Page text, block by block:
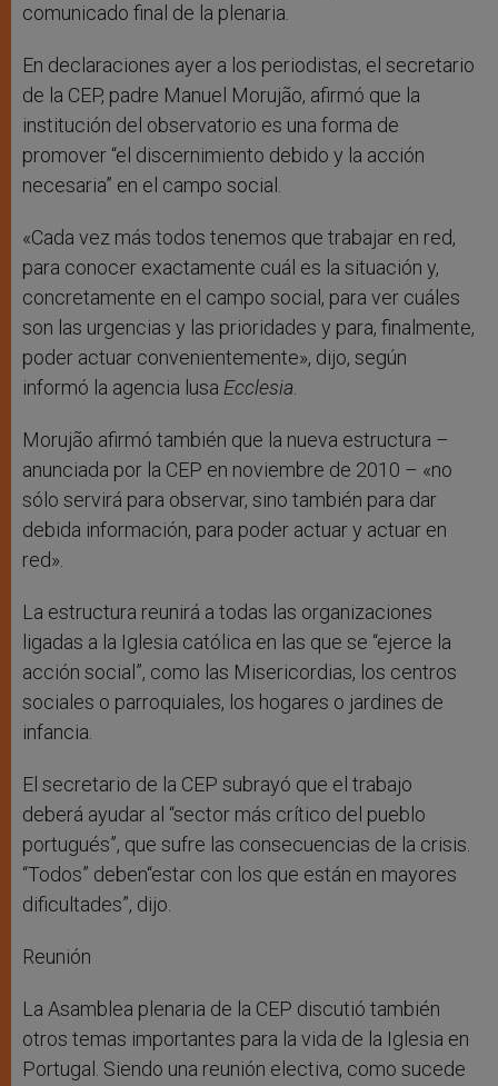
comunicado final de la plenaria.
En declaraciones ayer a los periodistas, el secretario
de la CEP, padre Manuel Morujão, afirmó que la
institución del observatorio es una forma de
promover “el discernimiento debido y la acción
necesaria” en el campo social.
«Cada vez más todos tenemos que trabajar en red,
para conocer exactamente cuál es la situación y,
concretamente en el campo social, para ver cuáles
son las urgencias y las prioridades y para, finalmente,
poder actuar convenientemente», dijo, según
informó la agencia lusa Ecclesia.
Morujão afirmó también que la nueva estructura –
anunciada por la CEP en noviembre de 2010 – «no
sólo servirá para observar, sino también para dar
debida información, para poder actuar y actuar en
red».
La estructura reunirá a todas las organizaciones
ligadas a la Iglesia católica en las que se “ejerce la
acción social”, como las Misericordias, los centros
sociales o parroquiales, los hogares o jardines de
infancia.
El secretario de la CEP subrayó que el trabajo
deberá ayudar al “sector más crítico del pueblo
portugués”, que sufre las consecuencias de la crisis.
“Todos” deben“estar con los que están en mayores
dificultades”, dijo.
Reunión
La Asamblea plenaria de la CEP discutió también
otros temas importantes para la vida de la Iglesia en
Portugal. Siendo una reunión electiva, como sucede